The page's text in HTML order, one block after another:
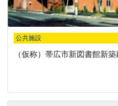
公共施設
（仮称）帯広市新図書館新